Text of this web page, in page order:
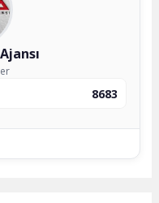
8683